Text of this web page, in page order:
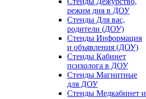
режим дня в ДОУ
Стенды Для вас,
родители (ДОУ)
Стенды Информация
и объявления (ДОУ)
Стенды Кабинет
психолога в ДОУ
Стенды Магнитные
для ДОУ
Стенды Медкабинет и